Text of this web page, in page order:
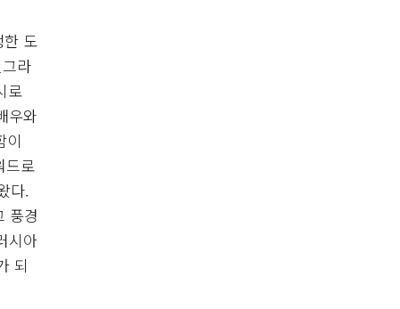
한 도
라
로
우와
이
드로
다.
풍경
시아
되